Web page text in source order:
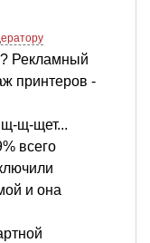
Рекламный
принтеров -
щ-щет...
всего
и она